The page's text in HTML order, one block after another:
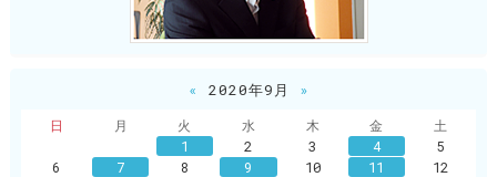
« 2020年9月
»
日
月 火 水 木 金
土
1
2 3 4
5
6
7 8 9 10 11
12